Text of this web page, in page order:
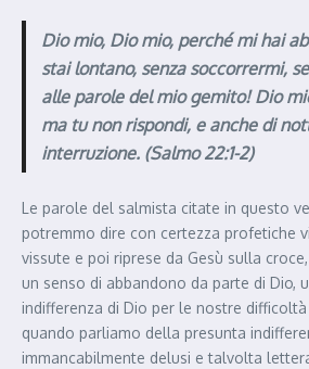
Dio mio, Dio mio, perché mi hai
stai lontano, senza soccorrermi,
alle parole del mio gemito! Dio
ma tu non rispondi, e anche di
interruzione. (Salmo 22:1-2)
Le parole del salmista citate in questo
potremmo dire con certezza profetiche
vissute e poi riprese da Gesù sulla
un senso di abbandono da parte di Dio,
indifferenza di Dio per le nostre
quando parliamo della presunta
immancabilmente delusi e talvolta